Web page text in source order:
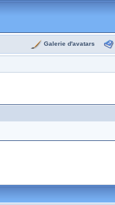
Galerie d'avatars